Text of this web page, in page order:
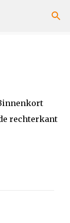
rechterkant